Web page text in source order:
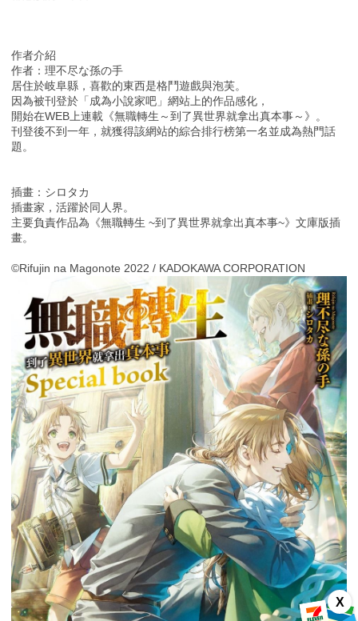
X
作者介紹
作者：理不尽な孫の手
居住於岐阜縣，喜歡的東西是格鬥遊戲與泡芙。
因為被刊登於「成為小說家吧」網站上的作品感化，
開始在WEB上連載《無職轉生～到了異世界就拿出真本事～》。
刊登後不到一年，就獲得該網站的綜合排行榜第一名並成為熱門話
題。
插畫：シロタカ
插畫家，活躍於同人界。
主要負責作品為《無職轉生 ~到了異世界就拿出真本事~》文庫版插
畫。
©Rifujin na Magonote 2022 / KADOKAWA CORPORATION